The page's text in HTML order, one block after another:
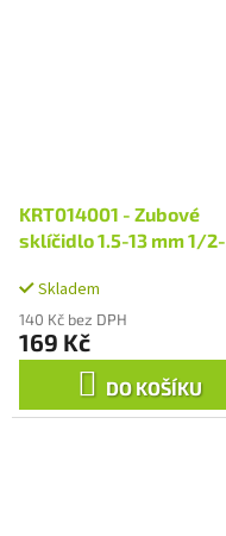
KRT014001 - Zubové
sklíčidlo 1.5-13 mm 1/2-
Skladem
140 Kč bez DPH
169 Kč
DO KOŠÍKU